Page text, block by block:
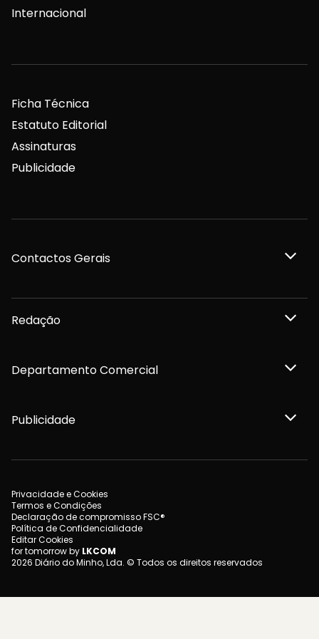
Internacional
Ficha Técnica
Estatuto Editorial
Assinaturas
Publicidade
Contactos Gerais
Redação
Departamento Comercial
Publicidade
Privacidade e Cookies
Termos e Condições
Declaração de compromisso FSC®
Política de Confidencialidade
Editar Cookies
for tomorrow by LKCOM
2026 Diário do Minho, Lda. © Todos os direitos reservados